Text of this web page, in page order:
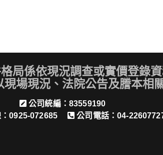
局係依現況調查或實價登錄
場現況、法院公告及謄本相
公司統編：83559190
0925-072685
公司電話：04-